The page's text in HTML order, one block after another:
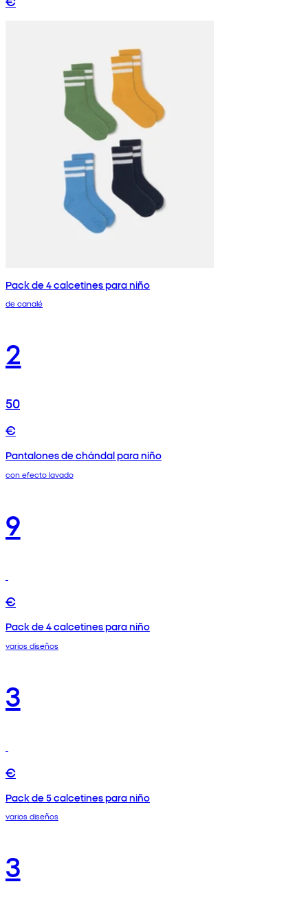
Pack de 4 calcetines para niño
de canalé
2
50
€
Pantalones de chándal para niño
con efecto lavado
9
€
Pack de 4 calcetines para niño
varios diseños
3
€
Pack de 5 calcetines para niño
varios diseños
3